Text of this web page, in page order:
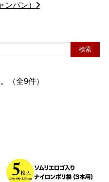
ンパン）
（全9件）